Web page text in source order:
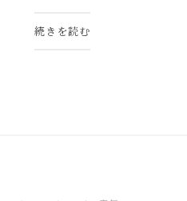
続きを読む